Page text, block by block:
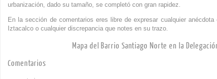
urbanización, dado su tamaño, se completó con gran rapidez.
En la sección de comentarios eres libre de expresar cualquier
Iztacalco o cualquier discrepancia que notes en su trazo.
Mapa del Barrio Santiago Norte en la
Comentarios